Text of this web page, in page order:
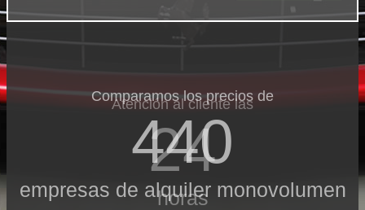
Comparamos los precios de
440
empresas de alquiler monovolumen
Atención al cliente las
24
horas